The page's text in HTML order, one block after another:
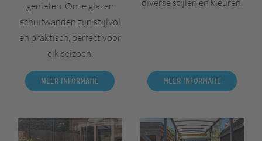
genieten. Onze glazen
schuifwanden zijn stijlvol
en praktisch, perfect voor
elk seizoen.
Meer informatie
diverse stijlen en kleuren.
Meer informatie